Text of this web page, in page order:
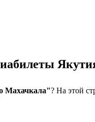
Махачкала"? На этой